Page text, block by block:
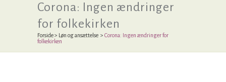
Corona: Ingen ændringer
for folkekirken
Forside> Løn og ansættelse > Corona: Ingen ændringer for
folkekirken